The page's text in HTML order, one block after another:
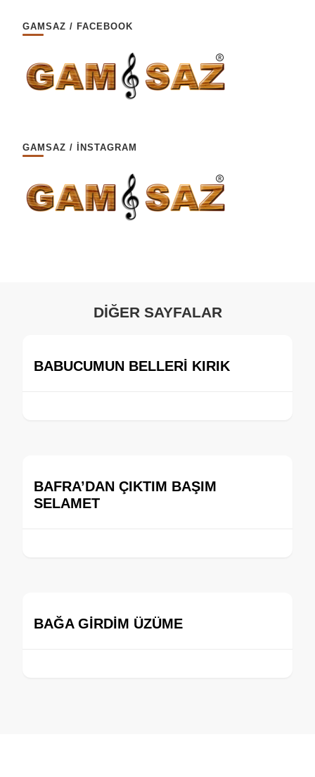
GAMSAZ / FACEBOOK
GAMSAZ / İNSTAGRAM
DİĞER SAYFALAR
BABUCUMUN BELLERİ KIRIK
BAFRA’DAN ÇIKTIM BAŞIM
SELAMET
BAĞA GİRDİM ÜZÜME